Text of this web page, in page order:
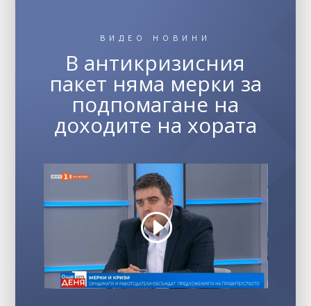
ВИДЕО НОВИНИ
В антикризисния
пакет няма мерки за
подпомагане на
доходите на хората